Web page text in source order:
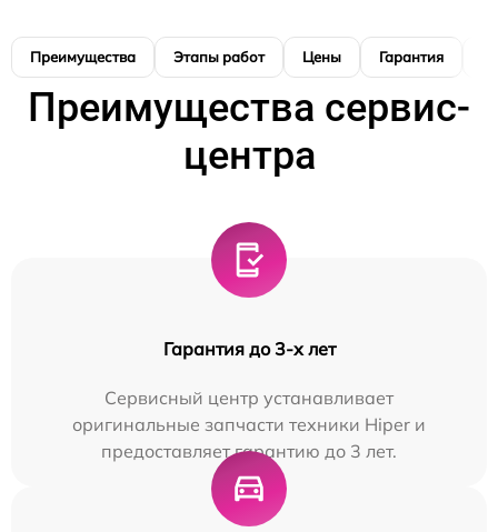
Преимущества Этапы работ Цены Гарантия
Преимущества сервис-
центра
Гарантия до 3-х лет
Сервисный центр устанавливает
оригинальные запчасти техники Hiper и
предоставляет гарантию до 3 лет.